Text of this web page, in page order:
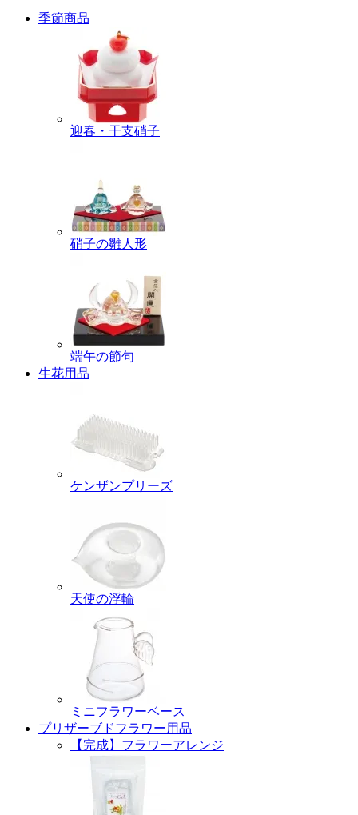
季節商品
迎春・干支硝子
硝子の雛人形
端午の節句
生花用品
ケンザンプリーズ
天使の浮輪
ミニフラワーベース
プリザーブドフラワー用品
【完成】フラワーアレンジ